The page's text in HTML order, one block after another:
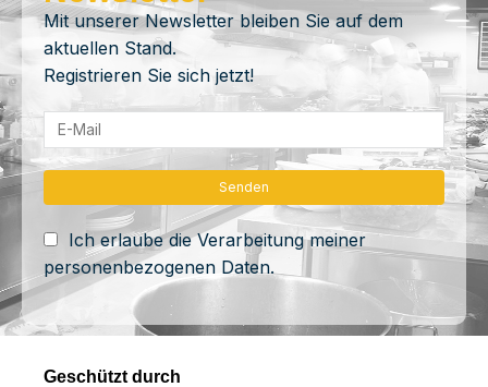
Mit unserer Newsletter bleiben Sie auf dem
aktuellen Stand.
Registrieren Sie sich jetzt!
Ich erlaube die Verarbeitung meiner
personenbezogenen Daten.
Geschützt durch